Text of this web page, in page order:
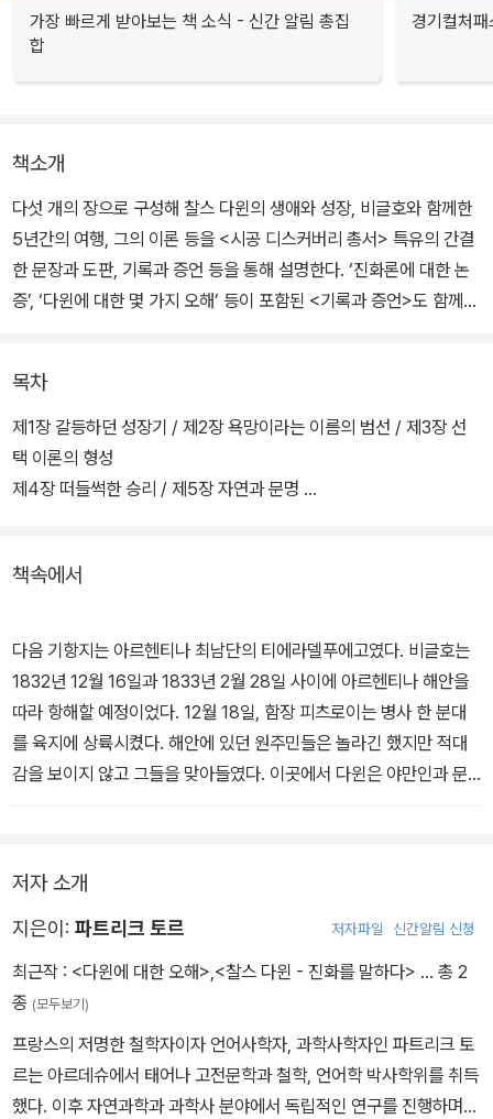
가장 빠르게 받아보는 책 소식 - 신간 알림 총집
합
경기컬처
책소개
다섯 개의 장으로 구성해 찰스 다윈의 생애와 성장, 비글호와 함께한
5년간의 여행, 그의 이론 등을 <시공 디스커버리 총서> 특유의 간결
한 문장과 도판, 기록과 증언 등을 통해 설명한다. ‘진화론에 대한 논
증’, ‘다윈에 대한 몇 가지 오해’ 등이 포함된 <기록과 증언>도 함께
1859년 박물학자 찰스 다윈이 자신의 저서 《종의 기원》에서 자연선
택을 통해 생물이 변화한다는 이론을 발표하자 빅토리아 시대의 영국
은 그의 이론에 찬성하는 쪽과 반대하는 쪽으로 나뉘어 급격히 들끓
었다. 종은 고정된 것이 아니며, 환경에 좀더 적응한 종들이 변이하고
1995년 <시공 디스커버리 총서 001_문자의 역사>를 시작으로 언
인들로부터 어린 초등학생까지 상상력과 교양의 지적 발판이 된다.
풍부한 도판자료와 내용, 가독성을 높인 본문 디자인과 정확한 번역
이 장점이다.
목차
제1장 갈등하던 성장기 / 제2장 욕망이라는 이름의 범선 / 제3장 선
택 이론의 형성
제4장 떠들썩한 승리 / 제5장 자연과 문명
책속에서
다음 기항지는 아르헨티나 최남단의 티에라델푸에고였다. 비글호는
1832년 12월 16일과 1833년 2월 28일 사이에 아르헨티나 해안을
따라 항해할 예정이었다. 12월 18일, 함장 피츠로이는 병사 한 분대
를 육지에 상륙시켰다. 해안에 있던 원주민들은 놀라긴 했지만 적대
감을 보이지 않고 그들을 맞아들였다. 이곳에서 다윈은 야만인과 문
명인 사이의 거리를 가늠했다. 그는 '야만인과 문명인 사이의 거리는
촉하지 않고 아메리카 대륙의 궁벽한 지역에서 안개와 추위에 싸인
채 전통적인 방식에 따라 살아가던 원주민들을 처음으로 관찰한 것이
었다. 따라서 그가 느낀 놀라움과 그 표현은 최고의 교육을 받은 문명
인의 자민족 중심주의적 관점을 담고 있으며, 이는 당시 세계에서 가
자연스러운 것이었는지도 모른다. 원주민들은 아르헨티나어(스페인
어)와 브라질어(포르투갈어)가 뒤섞인 단편적인 부족어를 사용하고
있었다.
저자 소개
지은이: 파트리크 토르 저자파일 신간알림 신청
최근작 : <다윈에 대한 오해>,<찰스 다윈 - 진화를 말하다> … 총 2
종 (모두보기)
프랑스의 저명한 철학자이자 언어사학자, 과학사학자인 파트리크 토
르는 아르데슈에서 태어나 고전문학과 철학, 언어학 박사학위를 취득
했다. 이후 자연과학과 과학사 분야에서 독립적인 연구를 진행하며